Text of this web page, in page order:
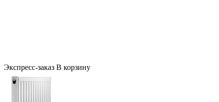
Экспресс-заказ В корзину